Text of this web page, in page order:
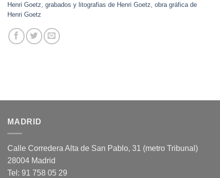
Henri Goetz grabados y litografias de Henri Goetz obra gráfica de
Henri Goetz
MADRID
Calle Corredera Alta de San Pablo, 31 (metro Tribunal)
28004 Madrid
Tel: 91 758 05 29